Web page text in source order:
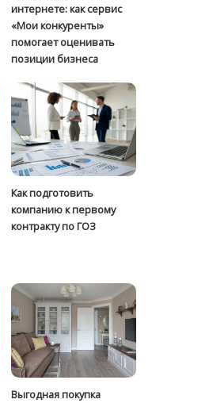
интернете: как сервис
«Мои конкуренты»
помогает оценивать
позиции бизнеса
Как подготовить
компанию к первому
контракту по ГОЗ
Выгодная покупка